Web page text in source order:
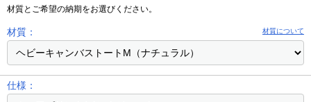
材質とご希望の納期をお選びください。
材質： 材質について
仕様：